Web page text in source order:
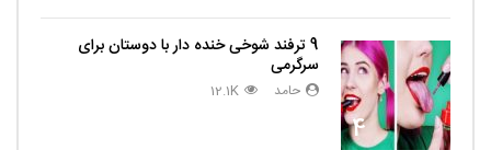
4
9 ترفند شوخی خنده دار با دوستان برای
سرگرمی
حامد 12.1K